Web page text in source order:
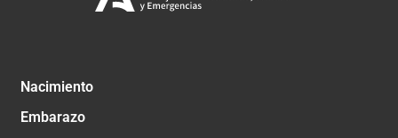
Nacimiento
Embarazo